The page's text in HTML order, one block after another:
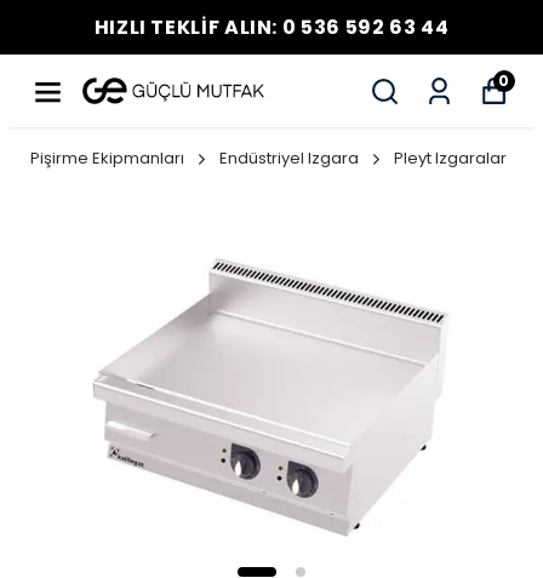
HIZLI TEKLİF ALIN: 0 536 592 63 44
0
Pişirme Ekipmanları Endüstriyel Izgara Pleyt Izgaralar